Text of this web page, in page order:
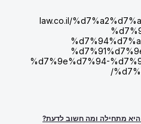
law.co.il/
%d7%9e%d7%94-
מתחילה ומה חשוב לדעת?